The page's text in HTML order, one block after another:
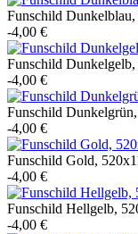
Funschild
-4,00 €
Funschild
-4,00 €
Funschild
-4,00 €
Funschild Gold,
-4,00 €
Funschild Hellgelb,
-4,00 €